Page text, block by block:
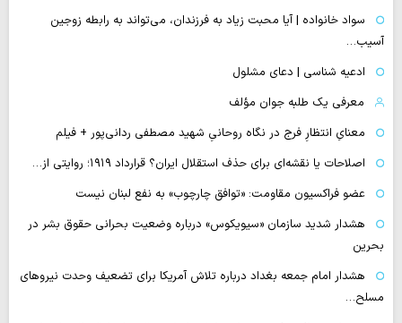
سواد خانواده | آیا محبت زیاد به فرزندان، می‌تواند به رابطه زوجین
آسیب…
ادعیه شناسی | دعای مشلول
معرفی یک طلبه جوان مؤلف
معنایِ انتظارِ فرج در نگاه روحانیِ شهید مصطفی ردانی‌پور + فیلم
اصلاحات یا نقشه‌ای برای حذف استقلال ایران؟ قرارداد ۱۹۱۹؛ روایتی از…
عضو فراکسیون مقاومت: «توافق چارچوب» به نفع لبنان نیست
هشدار شدید سازمان «سیویکوس» درباره وضعیت بحرانی حقوق بشر در
بحرین
هشدار امام جمعه بغداد درباره تلاش آمریکا برای تضعیف وحدت نیروهای
مسلح…